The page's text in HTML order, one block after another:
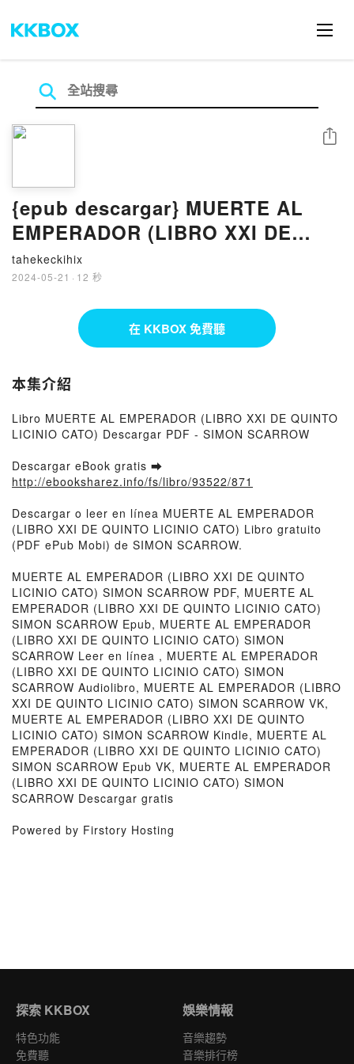
{epub descargar} MUERTE AL
EMPERADOR (LIBRO XXI DE
QUINTO LICINIO CATO)
tahekeckihix
2024-05-21 · 12 秒
分享
在 KKBOX 免費聽
本集介紹
Libro MUERTE AL EMPERADOR (LIBRO XXI DE QUINTO
LICINIO CATO) Descargar PDF - SIMON SCARROW
Descargar eBook gratis ➡
http://ebooksharez.info/fs/libro/93522/871
Descargar o leer en línea MUERTE AL EMPERADOR
(LIBRO XXI DE QUINTO LICINIO CATO) Libro gratuito
(PDF ePub Mobi) de SIMON SCARROW.
MUERTE AL EMPERADOR (LIBRO XXI DE QUINTO
LICINIO CATO) SIMON SCARROW PDF, MUERTE AL
EMPERADOR (LIBRO XXI DE QUINTO LICINIO CATO)
SIMON SCARROW Epub, MUERTE AL EMPERADOR
(LIBRO XXI DE QUINTO LICINIO CATO) SIMON
SCARROW Leer en línea , MUERTE AL EMPERADOR
(LIBRO XXI DE QUINTO LICINIO CATO) SIMON
SCARROW Audiolibro, MUERTE AL EMPERADOR (LIBRO
XXI DE QUINTO LICINIO CATO) SIMON SCARROW VK,
MUERTE AL EMPERADOR (LIBRO XXI DE QUINTO
LICINIO CATO) SIMON SCARROW Kindle, MUERTE AL
EMPERADOR (LIBRO XXI DE QUINTO LICINIO CATO)
SIMON SCARROW Epub VK, MUERTE AL EMPERADOR
(LIBRO XXI DE QUINTO LICINIO CATO) SIMON
SCARROW Descargar gratis
Powered by Firstory Hosting
探索 KKBOX
特色功能
免費聽
娛樂情報
音樂趨勢
音樂排行榜